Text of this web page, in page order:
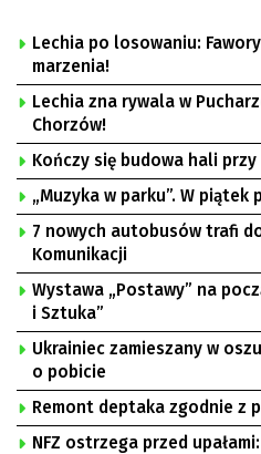
Lechia po losowaniu:
marzenia!
Lechia zna rywala w
Chorzów!
Kończy się budowa hali
„Muzyka w parku”. W
7 nowych autobusów trafi
Komunikacji
Wystawa „Postawy” na
i Sztuka”
Ukrainiec zamieszany w
o pobicie
Remont deptaka zgodnie z
NFZ ostrzega przed